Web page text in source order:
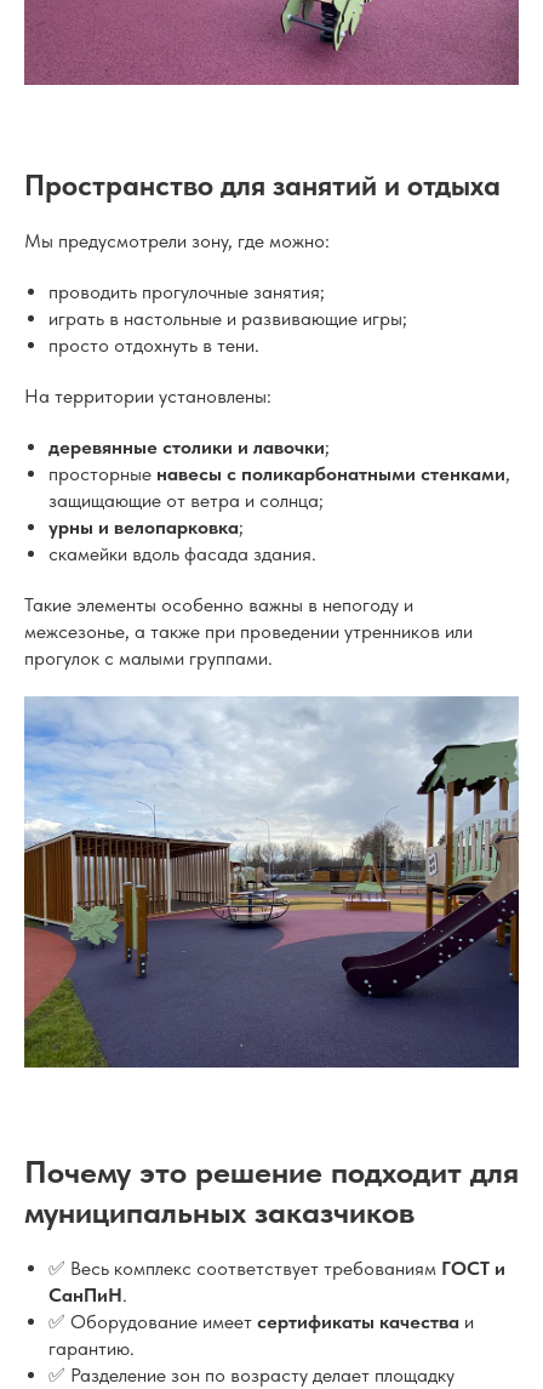
Пространство для занятий и отдыха
Мы предусмотрели зону, где можно:
проводить прогулочные занятия;
играть в настольные и развивающие игры;
просто отдохнуть в тени.
На территории установлены:
деревянные столики и лавочки;
просторные навесы с поликарбонатными стенками,
защищающие от ветра и солнца;
урны и велопарковка;
скамейки вдоль фасада здания.
Такие элементы особенно важны в непогоду и
межсезонье, а также при проведении утренников или
прогулок с малыми группами.
Почему это решение подходит для
муниципальных заказчиков
✅ Весь комплекс соответствует требованиям ГОСТ и
СанПиН.
✅ Оборудование имеет сертификаты качества и
гарантию.
✅ Разделение зон по возрасту делает площадку